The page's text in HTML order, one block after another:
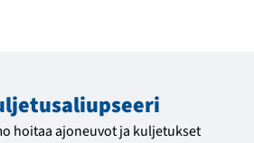
hoitaa ajoneuvot ja kuljetukset